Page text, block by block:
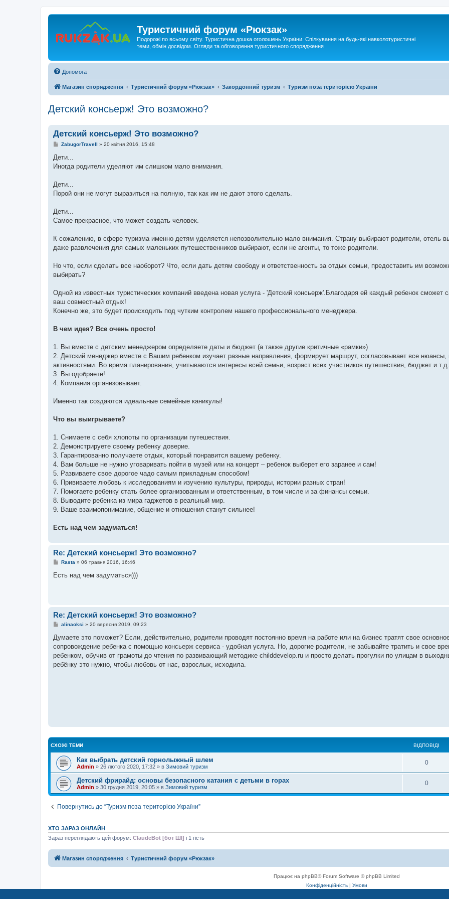
Туристичний форум «Рюкзак»
Подорожі по всьому світу. Туристична дошка оголошень України. Спілкування на будь-які навколотуристичні
теми, обмін досвідом. Огляди та обговорення туристичного спорядження
Допомога
Магазин спорядження Туристичний форум «Рюкзак» Закордонний туризм Туризм поза територією України
Детский консьерж! Это возможно?
Детский консьерж! Это возможно?
П
в
д
л
е
н
я
ZabugorTravell » 20 квітня 2016, 15:48
Дети...
Иногда родители уделяют им слишком мало внимания.
Дети...
Порой они не могут выразиться на полную, так как им не дают этого сделать.
Дети...
Самое прекрасное, что может создать человек.
К сожалению, в сфере туризма именно детям уделяется непозволительно мало внимания. Страну выбирают родители, отель
даже развлечения для самых маленьких путешественников выбирают, если не агенты, то тоже родители.
Но что, если сделать все наоборот? Что, если дать детям свободу и ответственность за отдых семьи, предоставить им
выбирать?
Одной из известных туристических компаний введена новая услуга - 'Детский консьерж'.Благодаря ей каждый ребенок сможет
ваш совместный отдых!
Конечно же, это будет происходить под чутким контролем нашего профессионального менеджера.
В чем идея? Все очень просто!
1. Вы вместе с детским менеджером определяете даты и бюджет (а также другие критичные «рамки»)
2. Детский менеджер вместе с Вашим ребенком изучает разные направления, формирует маршрут, согласовывает все нюансы,
активностями. Во время планирования, учитываются интересы всей семьи, возраст всех участников путешествия, бюджет и т.д.
3. Вы одобряете!
4. Компания организовывает.
Именно так создаются идеальные семейные каникулы!
Что вы выигрываете?
1. Снимаете с себя хлопоты по организации путешествия.
2. Демонстрируете своему ребенку доверие.
3. Гарантированно получаете отдых, который понравится вашему ребенку.
4. Вам больше не нужно уговаривать пойти в музей или на концерт – ребенок выберет его заранее и сам!
5. Развиваете свое дорогое чадо самым прикладным способом!
6. Прививаете любовь к исследованиям и изучению культуры, природы, истории разных стран!
7. Помогаете ребенку стать более организованным и ответственным, в том числе и за финансы семьи.
8. Выводите ребенка из мира гаджетов в реальный мир.
9. Ваше взаимопонимание, общение и отношения станут сильнее!
Есть над чем задуматься!
Re: Детский консьерж! Это возможно?
П
в
н
я
Rasta » 06 травня 2016, 16:46
Есть над чем задуматься)))
Re: Детский консьерж! Это возможно?
П
в
і
д
о
л
alinaoksi » 20 вересня 2019, 09:23
Думаете это поможет? Если, действительно, родители проводят постоянно время на работе или на бизнес тратят свое
сопровождение ребенка с помощью консьерж сервиса - удобная услуга. Но, дорогие родители, не забывайте тратить и свое
ребенком, обучив от грамоты до чтения по развивающий методике childdevelop.ru и просто делать прогулки по улицам в
ребёнку это нужно, чтобы любовь от нас, взрослых, исходила.
СХОЖІ ТЕМИ ВІДПОВІДІ
Как выбрать детский горнолыжный шлем
Admin » 26 лютого 2020, 17:32 » в Зимовий туризм
0
Детский фрирайд: основы безопасного катания с детьми в горах
Admin » 30 грудня 2019, 20:05 » в Зимовий туризм
0
Повернутись до “Туризм поза територією України”
ХТО ЗАРАЗ ОНЛАЙН
Зараз переглядають цей форум: ClaudeBot [бот ШІ] і 1 гість
Магазин спорядження Туристичний форум «Рюкзак»
Працює на phpBB® Forum Software © phpBB Limited
Конфіденційність | Умови